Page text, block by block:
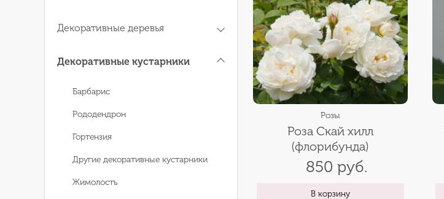
Декоративные деревья
Декоративные кустарники
Барбарис
Рододендрон
Гортензия
Другие декоративные кустарники
Жимолость
Розы
Роза Скай хилл
(флорибунда)
850 руб.
В корзину